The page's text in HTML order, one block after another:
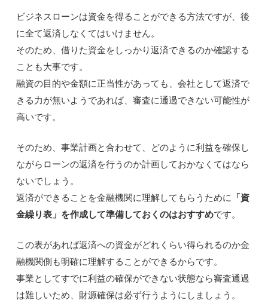
ビジネスローンは資金を得ることができる方法ですが、後
に全て返済しなくてはいけません。
そのため、借りた資金をしっかり返済できるのか確認する
ことも大事です。
融資の目的や金額に正当性があっても、会社として返済で
きる力が無いようであれば、審査に通過できない可能性が
高いです。
そのため、事業計画と合わせて、どのように利益を確保し
ながらローンの返済を行うのか計画しておかなくてはなら
ないでしょう。
返済ができることを金融機関に理解してもらうために 「資
金繰り表」を作成して準備しておくのはおすすめです。
この表があれば返済への資金がどれくらい得られるのか金
融機関側も明確に理解することができるからです。
事業としてすでに利益の確保ができない状態なら審査通過
は難しいため、財源確保は必ず行うようにしましょう。